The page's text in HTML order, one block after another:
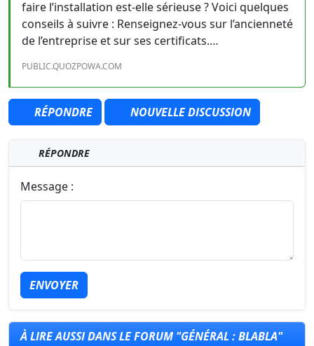
faire l’installation est-elle sérieuse ? Voici quelques
conseils à suivre : Renseignez-vous sur l’ancienneté
de l’entreprise et sur ses certificats.…
PUBLIC.QUOZPOWA.COM
RÉPONDRE NOUVELLE DISCUSSION
RÉPONDRE
Message :
ENVOYER
À LIRE AUSSI DANS LE FORUM "GÉNÉRAL : BLABLA"